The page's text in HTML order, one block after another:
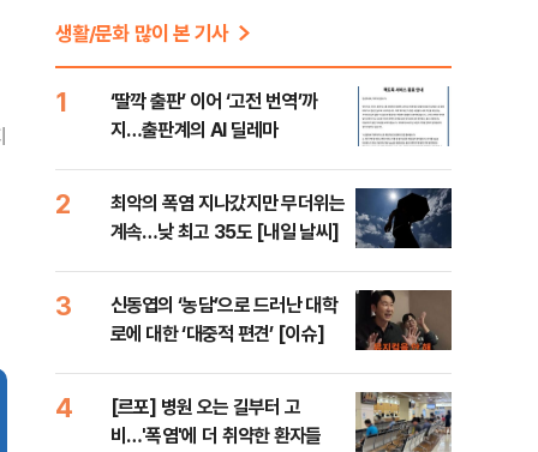
생활/문화 많이 본 기사
1
‘딸깍 출판’ 이어 ‘고전 번역’까
지…출판계의 AI 딜레마
2
최악의 폭염 지나갔지만 무더위는
계속…낮 최고 35도 [내일 날씨]
3
신동엽의 ‘농담’으로 드러난 대학
로에 대한 ‘대중적 편견’ [이슈]
4
[르포] 병원 오는 길부터 고
비…'폭염'에 더 취약한 환자들